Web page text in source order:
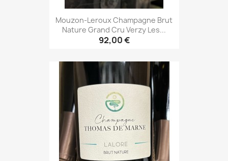
Mouzon-Leroux Champagne Brut
Nature Grand Cru Verzy Les...
92,00 €